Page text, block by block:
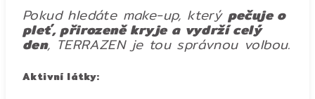
Pokud hledáte make-up, který pečuje o
pleť, přirozeně kryje a vydrží celý
den, TERRAZEN je tou správnou volbou.
Aktivní látky: